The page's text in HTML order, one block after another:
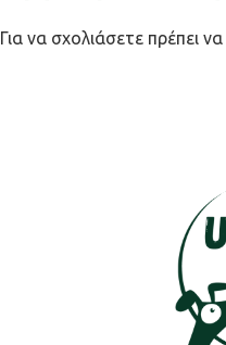
Για να σχολιάσετε πρέπει να